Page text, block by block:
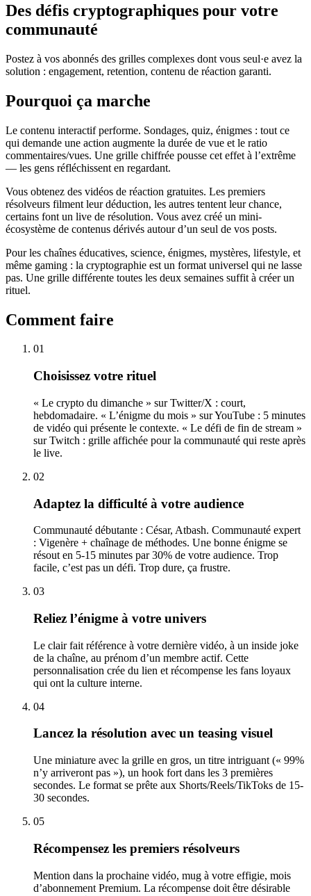
Des défis cryptographiques pour votre
communauté
Postez à vos abonnés des grilles complexes dont vous seul·e avez la
solution : engagement, retention, contenu de réaction garanti.
Pourquoi ça marche
Le contenu interactif performe. Sondages, quiz, énigmes : tout ce
qui demande une action augmente la durée de vue et le ratio
commentaires/vues. Une grille chiffrée pousse cet effet à l’extrême
— les gens réfléchissent en regardant.
Vous obtenez des vidéos de réaction gratuites. Les premiers
résolveurs filment leur déduction, les autres tentent leur chance,
certains font un live de résolution. Vous avez créé un mini-
écosystème de contenus dérivés autour d’un seul de vos posts.
Pour les chaînes éducatives, science, énigmes, mystères, lifestyle, et
même gaming : la cryptographie est un format universel qui ne lasse
pas. Une grille différente toutes les deux semaines suffit à créer un
rituel.
Comment faire
01
Choisissez votre rituel
« Le crypto du dimanche » sur Twitter/X : court,
hebdomadaire. « L’énigme du mois » sur YouTube : 5 minutes
de vidéo qui présente le contexte. « Le défi de fin de stream »
sur Twitch : grille affichée pour la communauté qui reste après
le live.
02
Adaptez la difficulté à votre audience
Communauté débutante : César, Atbash. Communauté expert
: Vigenère + chaînage de méthodes. Une bonne énigme se
résout en 5-15 minutes par 30% de votre audience. Trop
facile, c’est pas un défi. Trop dure, ça frustre.
03
Reliez l’énigme à votre univers
Le clair fait référence à votre dernière vidéo, à un inside joke
de la chaîne, au prénom d’un membre actif. Cette
personnalisation crée du lien et récompense les fans loyaux
qui ont la culture interne.
04
Lancez la résolution avec un teasing visuel
Une miniature avec la grille en gros, un titre intriguant (« 99%
n’y arriveront pas »), un hook fort dans les 3 premières
secondes. Le format se prête aux Shorts/Reels/TikToks de 15-
30 secondes.
05
Récompensez les premiers résolveurs
Mention dans la prochaine vidéo, mug à votre effigie, mois
d’abonnement Premium. La récompense doit être désirable